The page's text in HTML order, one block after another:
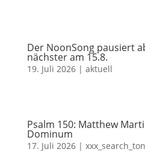
Der NoonSong pausiert
nächster am 15.8.
19. Juli 2026| aktuell
Psalm 150: Matthew
Dominum
17. Juli 2026|